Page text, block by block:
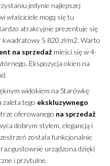
jedynie najlepszej
właściciele mogą się tu
atrakcyjnie prezentuje się
5 820 zł/m2. Warto
na sprzedażmieści się w 4-
Ekspozycja okien na
widokiem na Starówkę
tego ekskluzywnego
oferowanego na sprzedaż
dobrym stylem, elegancją i
została funkcjonalnie
gustownie urządzona dzięki
i przytulne.